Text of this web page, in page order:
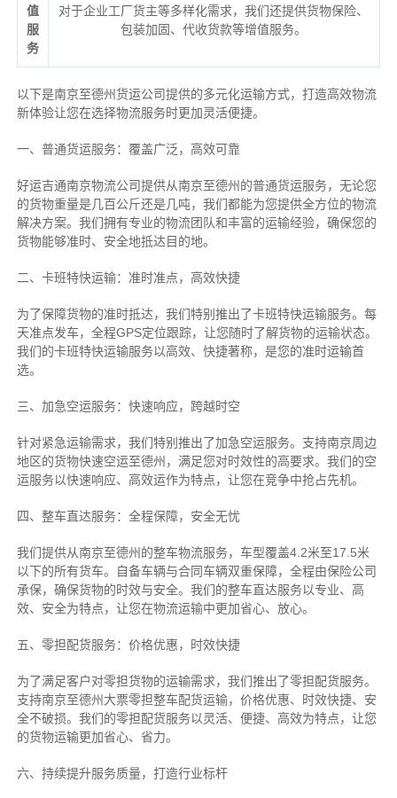
值
服
务
对于企业工厂货主等多样化需求，我们还提供货物保险、
包装加固、代收货款等增值服务。
以下是南京至德州货运公司提供的多元化运输方式，打造高效物流
新体验让您在选择物流服务时更加灵活便捷。
一、普通货运服务：覆盖广泛，高效可靠
好运吉通南京物流公司提供从南京至德州的普通货运服务，无论您
的货物重量是几百公斤还是几吨，我们都能为您提供全方位的物流
解决方案。我们拥有专业的物流团队和丰富的运输经验，确保您的
货物能够准时、安全地抵达目的地。
二、卡班特快运输：准时准点，高效快捷
为了保障货物的准时抵达，我们特别推出了卡班特快运输服务。每
天准点发车，全程GPS定位跟踪，让您随时了解货物的运输状态。
我们的卡班特快运输服务以高效、快捷著称，是您的准时运输首
选。
三、加急空运服务：快速响应，跨越时空
针对紧急运输需求，我们特别推出了加急空运服务。支持南京周边
地区的货物快速空运至德州，满足您对时效性的高要求。我们的空
运服务以快速响应、高效运作为特点，让您在竞争中抢占先机。
四、整车直达服务：全程保障，安全无忧
我们提供从南京至德州的整车物流服务，车型覆盖4.2米至17.5米
以下的所有货车。自备车辆与合同车辆双重保障，全程由保险公司
承保，确保货物的时效与安全。我们的整车直达服务以专业、高
效、安全为特点，让您在物流运输中更加省心、放心。
五、零担配货服务：价格优惠，时效快捷
为了满足客户对零担货物的运输需求，我们推出了零担配货服务。
支持南京至德州大票零担整车配货运输，价格优惠、时效快捷、安
全不破损。我们的零担配货服务以灵活、便捷、高效为特点，让您
的货物运输更加省心、省力。
六、持续提升服务质量，打造行业标杆